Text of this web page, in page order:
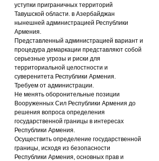
уступки приграничных территорий
Тавушской области. в Азербайджан
нынешней администрацией Республики
Армения.
Представленный администрацией вариант и
процедура демаркации представляют собой
серьезные угрозы и риски для
территориальной целостности и
суверенитета Республики Армения.
Требуем от администрации.
Не менять оборонительные позиции
Вооруженных Сил Республики Армения до
решения вопроса определения
государственной границы в интересах
Республики Армения.
Осуществить определение государственной
границы, исходя из безопасности
Республики Армения, основных прав и